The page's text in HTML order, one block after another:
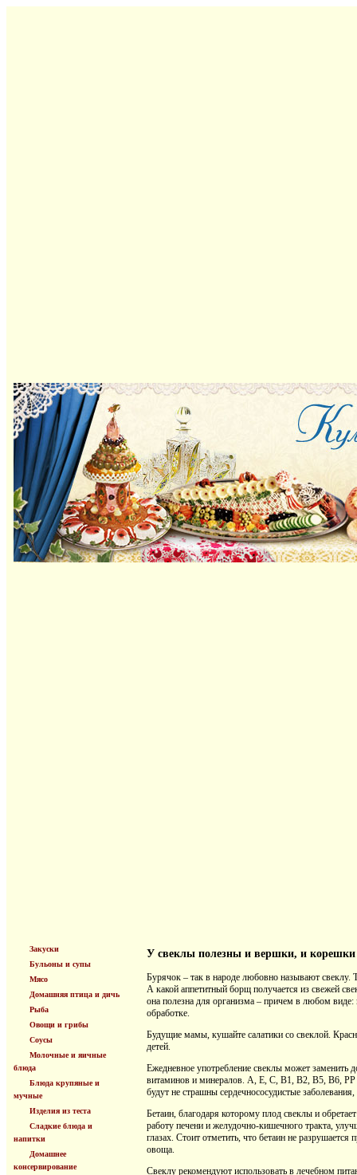
Закуски
Бульоны и супы
Мясо
Домашняя птица и дичь
Рыба
Овощи и грибы
Соусы
Молочные и яичные
блюда
Блюда крупяные и
мучные
Изделия из теста
Сладкие блюда и
напитки
Домашнее
консервирование
У свеклы полезны и вершки, и корешки
Бурячок – так в народе любовно называют свеклу.
А какой аппетитный борщ получается из свежей
она полезна для организма – причем в любом
обработке.
Будущие мамы, кушайте салатики со свеклой.
детей.
Ежедневное употребление свеклы может заменить
витаминов и минералов. А, Е, С, В1, В2, В5, В6, РР
будут не страшны сердечнососудистые
Бетаин, благодаря которому плод свеклы и
работу печени и желудочно-кишечного тракта,
глазах. Стоит отметить, что бетаин не
овоща.
Свеклу рекомендуют использовать в лечебном